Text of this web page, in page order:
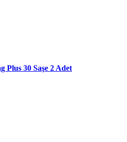
Plus 30 Saşe 2 Adet